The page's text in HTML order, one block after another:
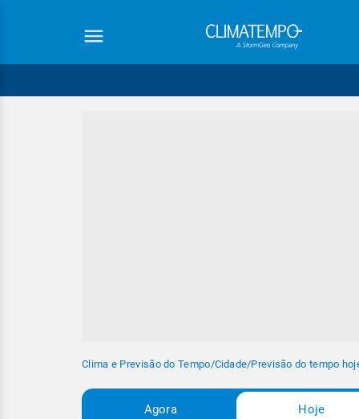
Clima e Previsão do Tempo/Cidade/Previsão do tempo
Agora Hoje